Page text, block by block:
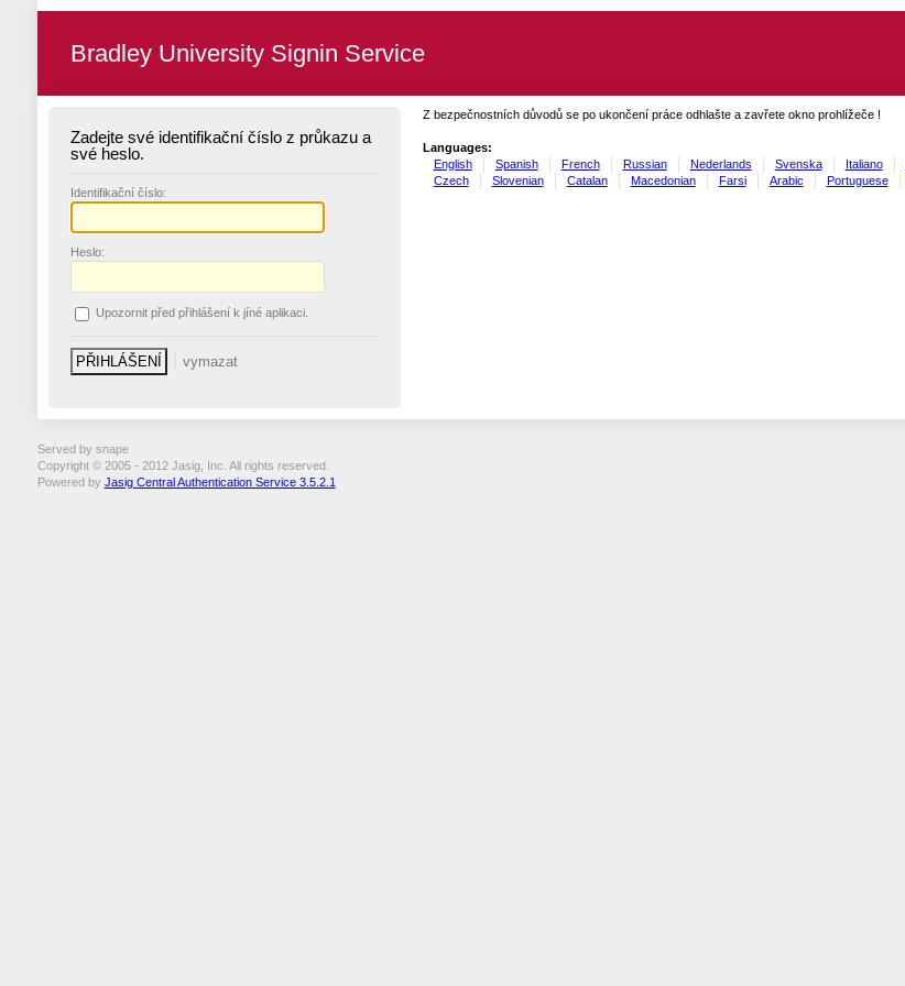
Bradley University Signin Service
Zadejte své identifikační číslo z průkazu a
své heslo.
Identifikační číslo:
Heslo:
Upozornit před přihlášení k jíné aplikaci.
Z bezpečnostních důvodů se po ukončení práce odhlašte a zavřete okno prohlížeče !
Languages:
English
Spanish French Russian Nederlands Svenska Italiano
Czech
Slovenian Catalan Macedonian Farsi Arabic Portuguese
Served by snape
Copyright © 2005 - 2012 Jasig, Inc. All rights reserved.
Powered by Jasig Central Authentication Service 3.5.2.1